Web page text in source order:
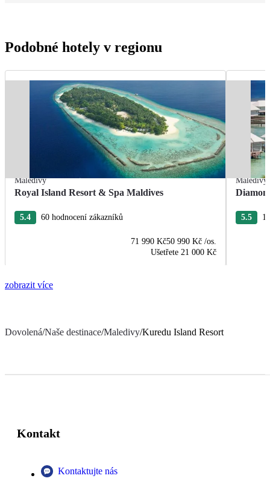
Podobné hotely v regionu
Maledivy
Royal Island Resort & Spa Maldives
5.4 60 hodnocení zákazníků
71 990 Kč50 990 Kč /os.
Ušetřete 21 000 Kč
Maledivy
5.5
zobrazit více
Dovolená/Naše destinace/Maledivy/Kuredu Island Resort
Kontakt
Kontaktujte nás